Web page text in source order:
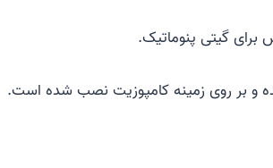
گیتی پنوماتیک.
و بر روی زمینه کامپوزیت نصب شده است.